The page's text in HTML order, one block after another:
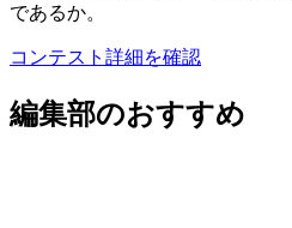
であるか。
コンテスト詳細を確認
編集部のおすすめ